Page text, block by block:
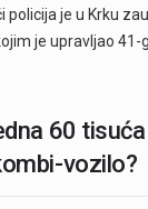
policija je u Krku
je upravljao 41-
60
vozilo?